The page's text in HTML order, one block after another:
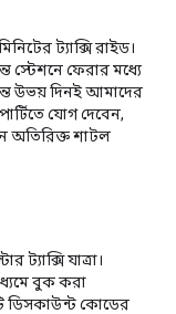
ট্যাক্সি রাইড।
স্টেশনে ফেরার মধ্যে
উভয় দিনই আমাদের
যোগ দেবেন,
অতিরিক্ত শাটল
ট্যাক্সি যাত্রা।
বুক করা
ডিসকাউন্ট কোডের